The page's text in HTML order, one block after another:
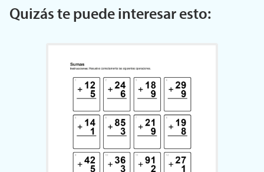
Quizás te puede interesar esto: